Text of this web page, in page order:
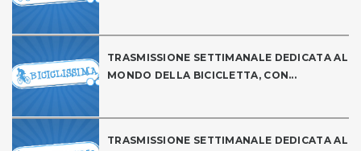
TRASMISSIONE SETTIMANALE DEDICATA AL
MONDO DELLA BICICLETTA, CON...
TRASMISSIONE SETTIMANALE DEDICATA AL